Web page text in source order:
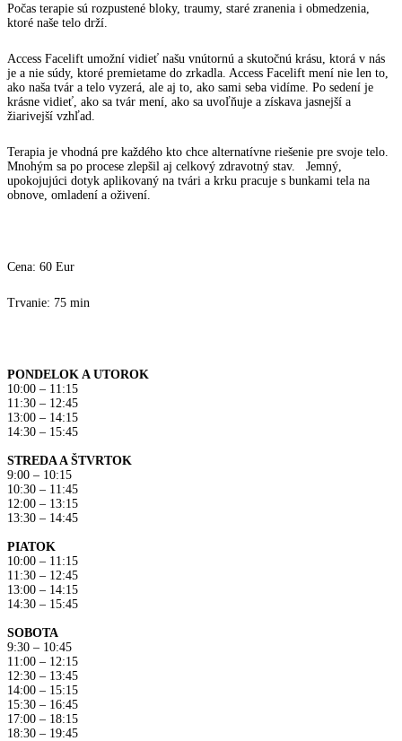
Počas terapie sú rozpustené bloky, traumy, staré zranenia i obmedzenia,
ktoré naše telo drží.
Access Facelift umožní vidieť našu vnútornú a skutočnú krásu, ktorá v nás
je a nie súdy, ktoré premietame do zrkadla. Access Facelift mení nie len to,
ako naša tvár a telo vyzerá, ale aj to, ako sami seba vidíme. Po sedení je
krásne vidieť, ako sa tvár mení, ako sa uvoľňuje a získava jasnejší a
žiarivejší vzhľad.
Terapia je vhodná pre každého kto chce alternatívne riešenie pre svoje telo.
Mnohým sa po procese zlepšil aj celkový zdravotný stav. Jemný,
upokojujúci dotyk aplikovaný na tvári a krku pracuje s bunkami tela na
obnove, omladení a oživení.
Cena: 60 Eur
Trvanie: 75 min
PONDELOK A UTOROK
10:00 – 11:15
11:30 – 12:45
13:00 – 14:15
14:30 – 15:45
STREDA A ŠTVRTOK
9:00 – 10:15
10:30 – 11:45
12:00 – 13:15
13:30 – 14:45
PIATOK
10:00 – 11:15
11:30 – 12:45
13:00 – 14:15
14:30 – 15:45
SOBOTA
9:30 – 10:45
11:00 – 12:15
12:30 – 13:45
14:00 – 15:15
15:30 – 16:45
17:00 – 18:15
18:30 – 19:45